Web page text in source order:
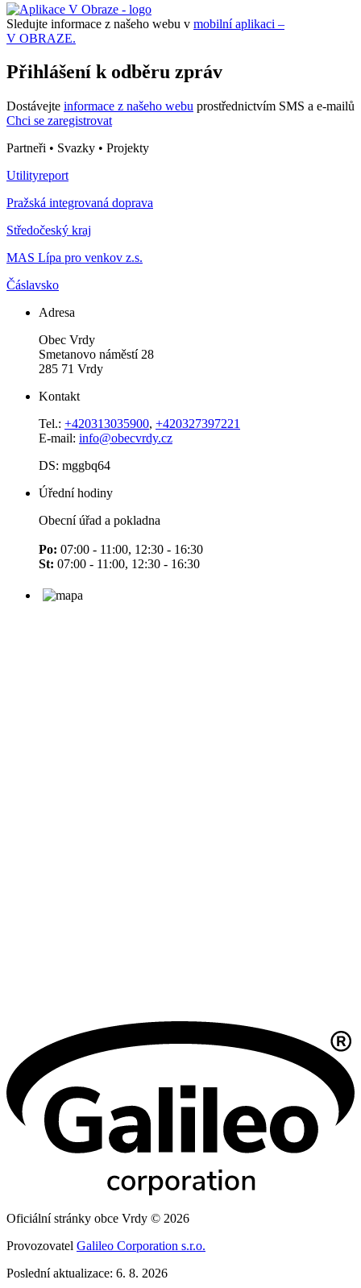
Sledujte informace z našeho webu v mobilní aplikaci –
V OBRAZE.
Přihlášení k odběru zpráv
Dostávejte informace z našeho webu prostřednictvím SMS a e-mailů
Chci se zaregistrovat
Partneři • Svazky • Projekty
Utilityreport
Pražská integrovaná doprava
Středočeský kraj
MAS Lípa pro venkov z.s.
Čáslavsko
Adresa
Obec Vrdy
Smetanovo náměstí 28
285 71 Vrdy
Kontakt
Tel.: +420313035900, +420327397221
E-mail: info@obecvrdy.cz
DS: mggbq64
Úřední hodiny
Obecní úřad a pokladna
Po: 07:00 - 11:00, 12:30 - 16:30
St: 07:00 - 11:00, 12:30 - 16:30
Oficiální stránky obce Vrdy © 2026
Provozovatel Galileo Corporation s.r.o.
Poslední aktualizace: 6. 8. 2026